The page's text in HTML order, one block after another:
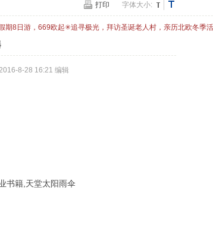
打印 字体大小:
期8日游，669欧起✳追寻极光，拜访圣诞老人村，亲历北欧冬季
8-28 16:21 编辑
书籍,天堂太阳雨伞